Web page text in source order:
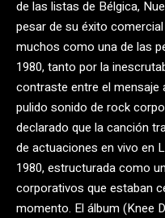
de las listas de Bélgica,
pesar de su éxito
muchos como una de las
1980, tanto por la
contraste entre el
pulido sonido de rock
declarado que la canción
de actuaciones en vivo en
1980, estructurada como
corporativos que estaban
momento. El álbum (Knee